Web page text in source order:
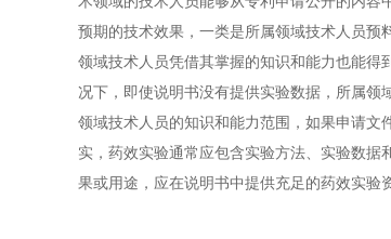
预期的技术效果，一类是所属领域技术人员预
领域技术人员凭借其掌握的知识和能力也能得
况下，即使说明书没有提供实验数据，所属领
领域技术人员的知识和能力范围，如果申请文
实，药效实验通常应包含实验方法、实验数
果或用途，应在说明书中提供充足的药效实验